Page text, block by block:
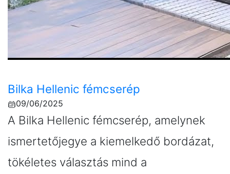
Bilka Hellenic fémcserép
09/06/2025
A Bilka Hellenic fémcserép, amelynek
ismertetőjegye a kiemelkedő bordázat,
tökéletes választás mind a